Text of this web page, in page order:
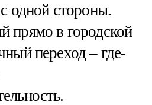
одной стороны.
прямо в городской
переход – где-